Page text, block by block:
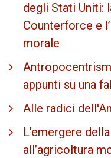
degli Stati Uniti:
Counterforce e
morale
appunti su una
Alle radici
L’emergere
all’agricoltura